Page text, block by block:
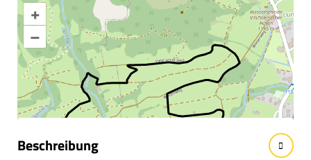
+
–
Karte vergrößern
Informationen &
Wissenswertes
Beschreibung